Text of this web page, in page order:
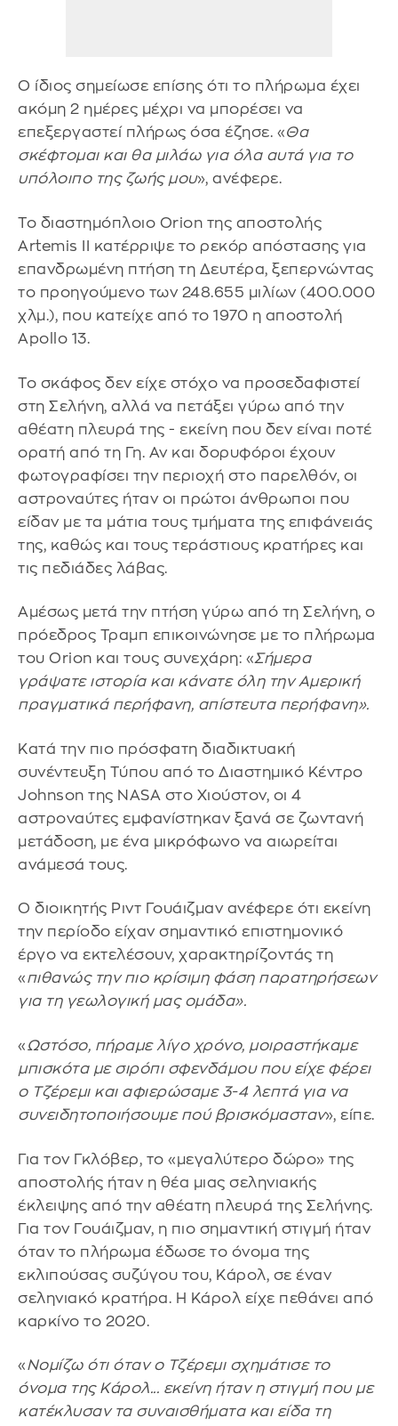
Ο ίδιος σημείωσε επίσης ότι το πλήρωμα έχει
ακόμη 2 ημέρες μέχρι να μπορέσει να
επεξεργαστεί πλήρως όσα έζησε. «Θα
σκέφτομαι και θα μιλάω για όλα αυτά για το
υπόλοιπο της ζωής μου», ανέφερε.
Το διαστημόπλοιο Orion της αποστολής
Artemis II κατέρριψε το ρεκόρ απόστασης για
επανδρωμένη πτήση τη Δευτέρα, ξεπερνώντας
το προηγούμενο των 248.655 μιλίων (400.000
χλμ.), που κατείχε από το 1970 η αποστολή
Apollo 13.
Το σκάφος δεν είχε στόχο να προσεδαφιστεί
στη Σελήνη, αλλά να πετάξει γύρω από την
αθέατη πλευρά της - εκείνη που δεν είναι ποτέ
ορατή από τη Γη. Αν και δορυφόροι έχουν
φωτογραφίσει την περιοχή στο παρελθόν, οι
αστροναύτες ήταν οι πρώτοι άνθρωποι που
είδαν με τα μάτια τους τμήματα της επιφάνειάς
της, καθώς και τους τεράστιους κρατήρες και
τις πεδιάδες λάβας.
Αμέσως μετά την πτήση γύρω από τη Σελήνη, ο
πρόεδρος Τραμπ επικοινώνησε με το πλήρωμα
του Orion και τους συνεχάρη: «Σήμερα
γράψατε ιστορία και κάνατε όλη την Αμερική
πραγματικά περήφανη, απίστευτα περήφανη».
Κατά την πιο πρόσφατη διαδικτυακή
συνέντευξη Τύπου από το Διαστημικό Κέντρο
Johnson της NASA στο Χιούστον, οι 4
αστροναύτες εμφανίστηκαν ξανά σε ζωντανή
μετάδοση, με ένα μικρόφωνο να αιωρείται
ανάμεσά τους.
Ο διοικητής Ριντ Γουάιζμαν ανέφερε ότι εκείνη
την περίοδο είχαν σημαντικό επιστημονικό
έργο να εκτελέσουν, χαρακτηρίζοντάς τη
«πιθανώς την πιο κρίσιμη φάση παρατηρήσεων
για τη γεωλογική μας ομάδα».
«Ωστόσο, πήραμε λίγο χρόνο, μοιραστήκαμε
μπισκότα με σιρόπι σφενδάμου που είχε φέρει
ο Τζέρεμι και αφιερώσαμε 3-4 λεπτά για να
συνειδητοποιήσουμε πού βρισκόμασταν», είπε.
Για τον Γκλόβερ, το «μεγαλύτερο δώρο» της
αποστολής ήταν η θέα μιας σεληνιακής
έκλειψης από την αθέατη πλευρά της Σελήνης.
Για τον Γουάιζμαν, η πιο σημαντική στιγμή ήταν
όταν το πλήρωμα έδωσε το όνομα της
εκλιπούσας συζύγου του, Κάρολ, σε έναν
σεληνιακό κρατήρα. Η Κάρολ είχε πεθάνει από
καρκίνο το 2020.
«Νομίζω ότι όταν ο Τζέρεμι σχημάτισε το
όνομα της Κάρολ... εκείνη ήταν η στιγμή που με
κατέκλυσαν τα συναισθήματα και είδα τη